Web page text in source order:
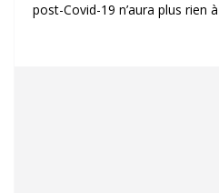
post-Covid-19 n’aura plus rien